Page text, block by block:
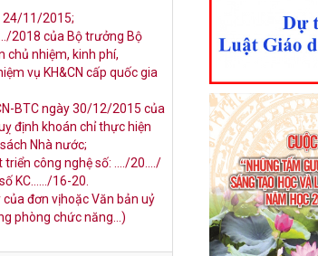
24/11/2015;
2018 của Bộ trưởng Bộ
chủ nhiệm, kinh phí,
vụ KH&CN cấp quốc gia
BTC ngày 30/12/2015 của
định khoán chỉ thực hiện
Nhà nước;
triển công nghệ số: …./20.…/
KC……/16-20.
đơn vịhoặc Văn bản uỷ
phòng chức năng…)